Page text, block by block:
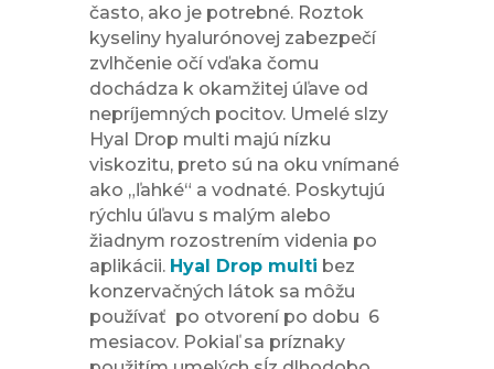
často, ako je potrebné. Roztok
kyseliny hyalurónovej zabezpečí
zvlhčenie očí vďaka čomu
dochádza k okamžitej úľave od
nepríjemných pocitov. Umelé slzy
Hyal Drop multi majú nízku
viskozitu, preto sú na oku vnímané
ako „ľahké“ a vodnaté. Poskytujú
rýchlu úľavu s malým alebo
žiadnym rozostrením videnia po
aplikácii. Hyal Drop multi bez
konzervačných látok sa môžu
používať po otvorení po dobu 6
mesiacov. Pokiaľ sa príznaky